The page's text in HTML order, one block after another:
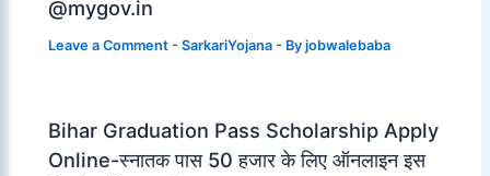
@mygov.in
Leave a Comment -SarkariYojana - Byjobwalebaba
Bihar Graduation Pass Scholarship Apply
Online-स्नातक पास 50 हजार के लिए ऑनलाइन इस